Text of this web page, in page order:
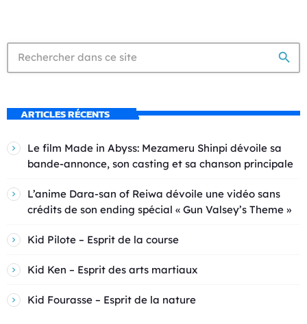
search
ARTICLES RÉCENTS
Le film Made in Abyss: Mezameru Shinpi dévoile sa
bande-annonce, son casting et sa chanson principale
L’anime Dara-san of Reiwa dévoile une vidéo sans
crédits de son ending spécial « Gun Valsey’s Theme »
Kid Pilote – Esprit de la course
Kid Ken – Esprit des arts martiaux
Kid Fourasse – Esprit de la nature